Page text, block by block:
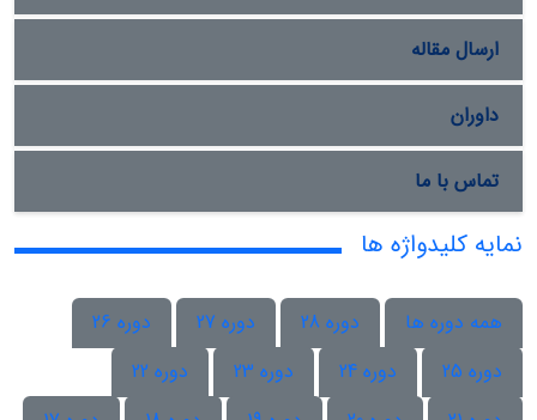
ارسال مقاله
داوران
تماس با ما
نمایه کلیدواژه ها
همه دوره ها دوره 28 دوره 27
دوره 26
دوره 25
دوره 24 دوره 23
دوره 22